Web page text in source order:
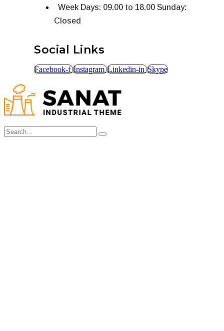
Week Days: 09.00 to 18.00 Sunday:
Closed
Social Links
Facebook-f Instagram Linkedin-in Skype